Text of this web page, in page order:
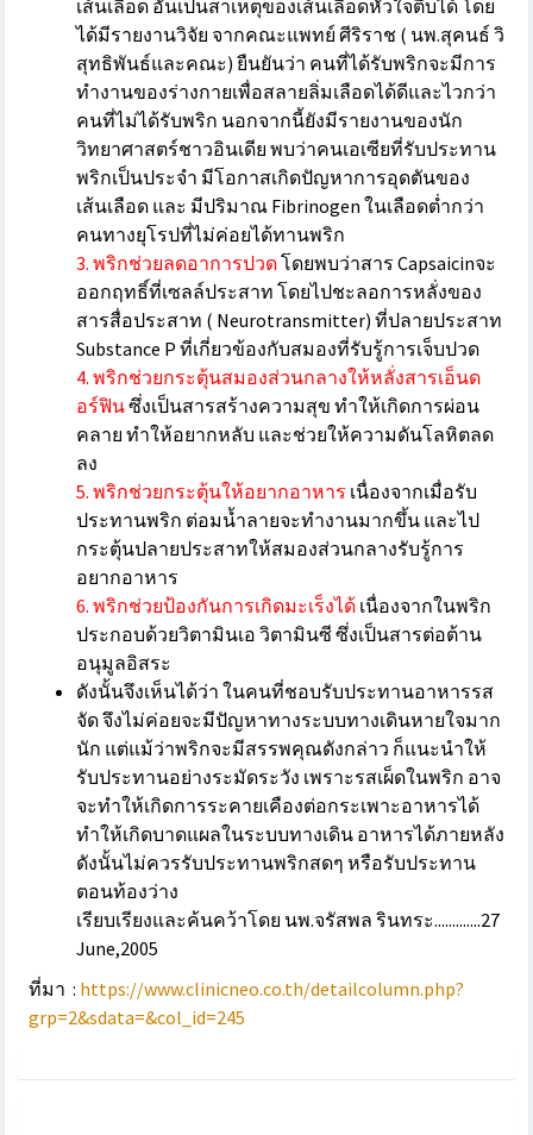
เส้นเลือด อันเป็นสาเหตุของเส้นเลือดหัวใจตีบได้ โดย
ได้มีรายงานวิจัย จากคณะแพทย์ ศีริราช ( นพ.สุคนธ์ วิ
สุทธิพันธ์และคณะ) ยืนยันว่า คนที่ได้รับพริกจะมีการ
ทำงานของร่างกายเพื่อสลายลิ่มเลือดได้ดีและไวกว่า
คนที่ไม่ได้รับพริก นอกจากนี้ยังมีรายงานของนัก
วิทยาศาสตร์ชาวอินเดีย พบว่าคนเอเซียที่รับประทาน
พริกเป็นประจำ มีโอกาสเกิดปัญหาการอุดตันของ
เส้นเลือด และ มีปริมาณ Fibrinogen ในเลือดต่ำกว่า
คนทางยุโรปที่ไม่ค่อยได้ทานพริก
3. พริกช่วยลดอาการปวดโดยพบว่าสาร Capsaicinจะ
ออกฤทธิ์ที่เซลล์ประสาท โดยไปชะลอการหลั่งของ
สารสื่อประสาท ( Neurotransmitter) ที่ปลายประสาท
Substance P ที่เกี่ยวข้องกับสมองที่รับรู้การเจ็บปวด
4. พริกช่วยกระตุ้นสมองส่วนกลางให้หลั่งสารเอ็นด
อร์ฟินซึ่งเป็นสารสร้างความสุข ทำให้เกิดการผ่อน
คลาย ทำให้อยากหลับ และช่วยให้ความดันโลหิตลด
ลง
5. พริกช่วยกระตุ้นให้อยากอาหาร เนื่องจากเมื่อรับ
ประทานพริก ต่อมน้ำลายจะทำงานมากขึ้น และไป
กระตุ้นปลายประสาทให้สมองส่วนกลางรับรู้การ
อยากอาหาร
6. พริกช่วยป้องกันการเกิดมะเร็งได้ เนื่องจากในพริก
ประกอบด้วยวิตามินเอ วิตามินซี ซึ่งเป็นสารต่อต้าน
อนุมูลอิสระ
ดังนั้นจึงเห็นได้ว่า ในคนที่ชอบรับประทานอาหารรส
จัด จึงไม่ค่อยจะมีปัญหาทางระบบทางเดินหายใจมาก
นัก แต่แม้ว่าพริกจะมีสรรพคุณดังกล่าว ก็แนะนำให้
รับประทานอย่างระมัดระวัง เพราะรสเผ็ดในพริก อาจ
จะทำให้เกิดการระคายเคืองต่อกระเพาะอาหารได้
ทำให้เกิดบาดแผลในระบบทางเดิน อาหารได้ภายหลัง
ดังนั้นไม่ควรรับประทานพริกสดๆ หรือรับประทาน
ตอนท้องว่าง
เรียบเรียงและค้นคว้าโดย นพ.จรัสพล รินทระ.............27
June,2005
ที่มา : https://www.clinicneo.co.th/detailcolumn.php?
grp=2&sdata=&col_id=245